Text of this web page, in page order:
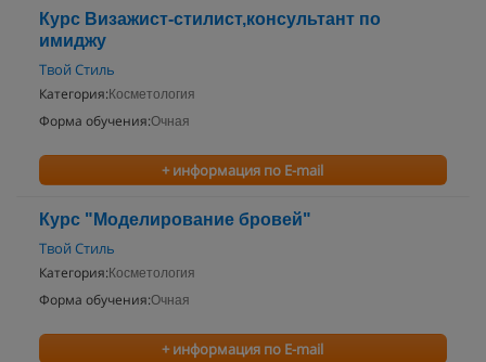
Курс Визажист-стилист,консультант по
имиджу
Твой Стиль
Категория: Косметология
Форма обучения:Очная
+ информация по E-mail
Курс "Моделирование бровей"
Твой Стиль
Категория: Косметология
Форма обучения:Очная
+ информация по E-mail